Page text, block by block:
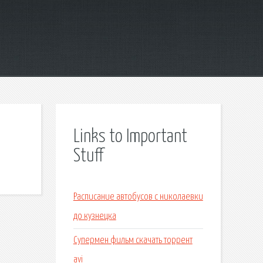
Links to Important
Stuff
Расписание автобусов с николаевки
до кузнецка
Супермен фильм скачать торрент
avi